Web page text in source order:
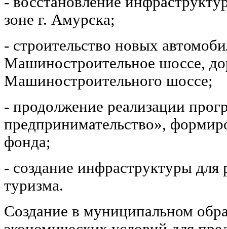
зоне г. Амурска;
- строительство новых
Машиностроительное шоссе,
Машиностроительного шоссе;
- продолжение реализации
предпринимательство»,
фонда;
- создание инфраструктуры для
туризма.
Создание в муниципальном